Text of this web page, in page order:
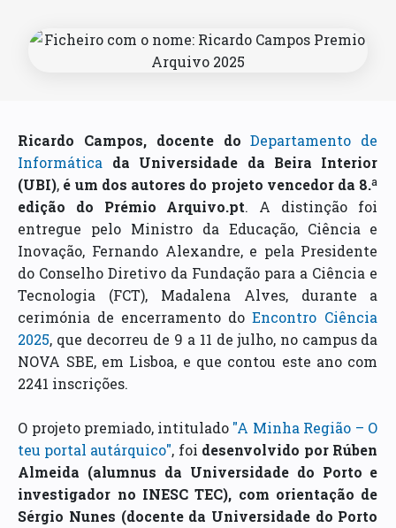
Ricardo Campos, docente doDepartamento de
Informática da Universidade da Beira Interior
(UBI), é um dos autores do projeto vencedor da 8.ª
edição do Prémio Arquivo.pt. A distinção foi
entregue pelo Ministro da Educação, Ciência e
Inovação, Fernando Alexandre, e pela Presidente
do Conselho Diretivo da Fundação para a Ciência e
Tecnologia (FCT), Madalena Alves, durante a
cerimónia de encerramento doEncontro Ciência
2025, que decorreu de 9 a 11 de julho, no campus da
NOVA SBE, em Lisboa, e que contou este ano com
2241 inscrições.
O projeto premiado, intitulado "A Minha Região – O
teu portal autárquico", foi desenvolvido por Rúben
Almeida (alumnus da Universidade do Porto e
investigador no INESC TEC), com orientação de
Sérgio Nunes (docente da Universidade do Porto